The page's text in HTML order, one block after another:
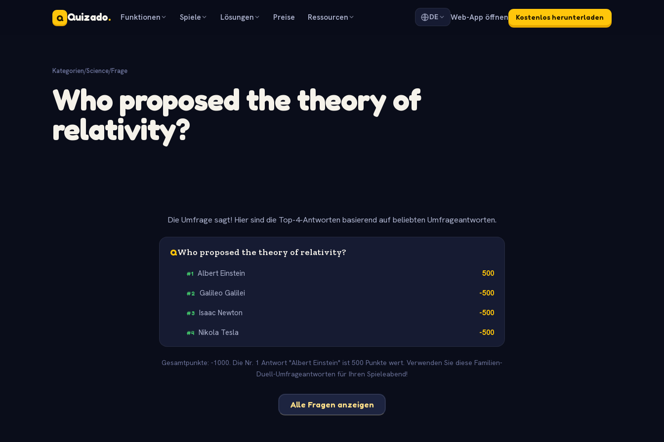
Q Quizado. Funktionen Spiele Lösungen Preise Ressourcen DE Web-App öffnen Kostenlos herunterladen
Kategorien/Science/Frage
Who proposed the theory of
relativity?
Die Umfrage sagt! Hier sind die Top-4-Antworten basierend auf beliebten Umfrageantworten.
QWho proposed the theory of relativity?
#1 Albert Einstein 500
#2 Galileo Galilei -500
#3 Isaac Newton -500
#4 Nikola Tesla -500
Gesamtpunkte: -1000. Die Nr. 1 Antwort "Albert Einstein" ist 500 Punkte wert. Verwenden Sie diese Familien-
Duell-Umfrageantworten für Ihren Spieleabend!
Alle Fragen anzeigen